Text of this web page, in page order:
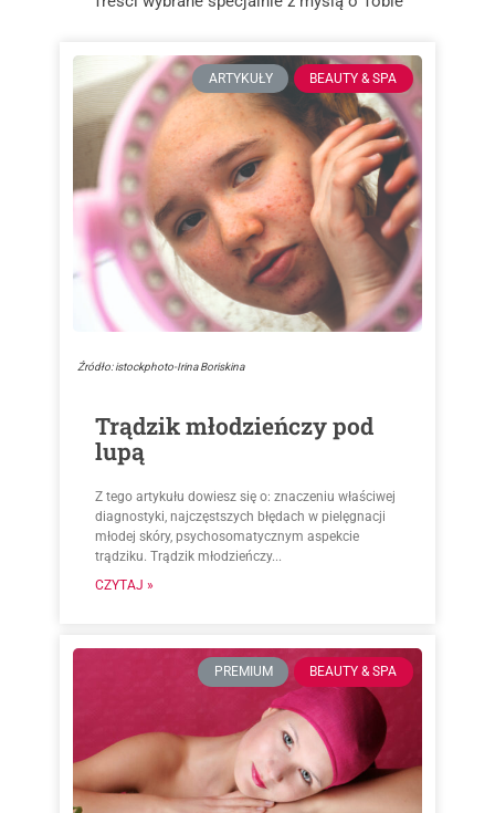
ARTYKUŁY BEAUTY & SPA
Źródło: istockphoto-Irina Boriskina
Trądzik młodzieńczy pod
lupą
Z tego artykułu dowiesz się o: znaczeniu właściwej
diagnostyki, najczęstszych błędach w pielęgnacji
młodej skóry, psychosomatycznym aspekcie
trądziku. Trądzik młodzieńczy...
CZYTAJ »
PREMIUM BEAUTY & SPA